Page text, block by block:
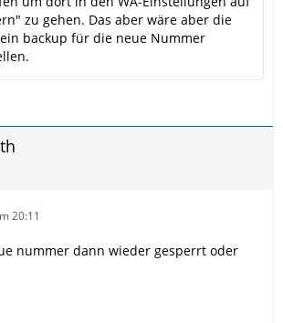
zu gehen. Das aber wäre aber die
backup für die neue Nummer
20:11
nummer dann wieder gesperrt oder